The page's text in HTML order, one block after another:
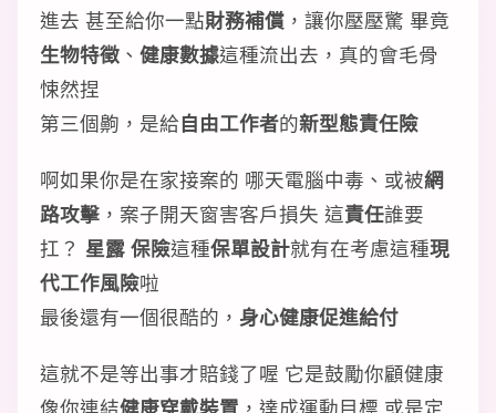
進去 甚至給你一點財務補償 ，讓你壓壓驚 畢竟
生物特徵 、 健康數據這種流出去，真的會毛骨
悚然捏
第三個齁，是給自由工作者的新型態責任險
啊如果你是在家接案的 哪天電腦中毒、或被網
路攻擊 ，案子開天窗害客戶損失 這責任誰要
扛？ 星露 保險這種保單設計就有在考慮這種現
代工作風險啦
最後還有一個很酷的， 身心健康促進給付
這就不是等出事才賠錢了喔 它是鼓勵你顧健康
像你連結健康穿戴裝置 ，達成運動目標 或是定